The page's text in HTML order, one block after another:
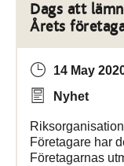
Dags att
Årets
14 May
Nyhet
Företagare har
Företagarnas